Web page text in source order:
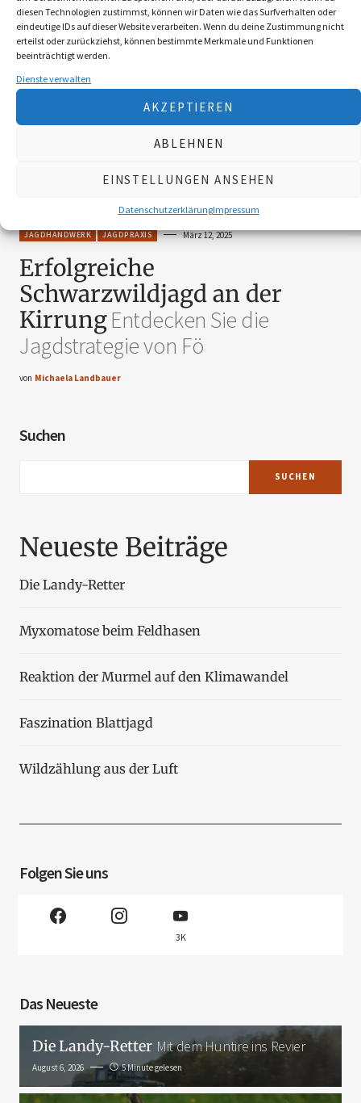
diesen Technologien zustimmst, können wir Daten wie das Surfverhalten oder
eindeutige IDs auf dieser Website verarbeiten. Wenn du deine Zustimmung nicht
erteilst oder zurückziehst, können bestimmte Merkmale und Funktionen
beeinträchtigt werden.
Dienste verwalten
AKZEPTIEREN
ABLEHNEN
EINSTELLUNGEN ANSEHEN
DatenschutzerklärungImpressum
JAGDHANDWERK JAGDPRAXIS März 12, 2025
Erfolgreiche
Schwarzwildjagd an der
KirrungEntdecken Sie die
Jagdstrategie von Fö
von Michaela Landbauer
Suchen
SUCHEN
Neueste Beiträge
Die Landy-Retter
Myxomatose beim Feldhasen
Reaktion der Murmel auf den Klimawandel
Faszination Blattjagd
Wildzählung aus der Luft
Folgen Sie uns
3K
Das Neueste
Die Landy-Retter Mit dem Huntire ins Revier
August 6, 2026 5 Minute gelesen